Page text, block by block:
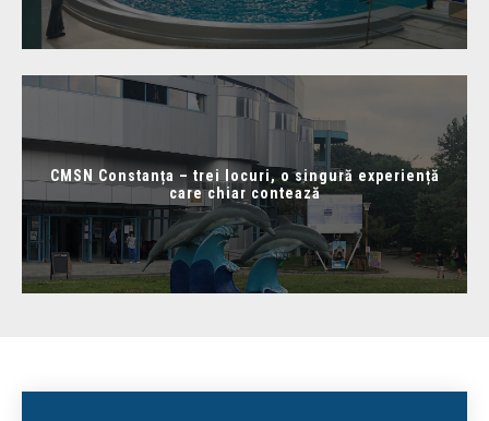
CMSN Constanța – trei locuri, o singură experiență
care chiar contează